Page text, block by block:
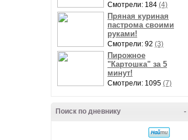
Смотрели: 184 (4)
Пряная куриная
пастрома своими
руками!
Смотрели: 92 (3)
Пирожное
"Картошка" за 5
минут!
Смотрели: 1095 (7)
-
Поиск по дневнику